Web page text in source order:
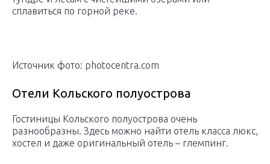
сплавиться по горной реке.
Источник фото: photocentra.com
Отели Кольского полуострова
Гостиницы Кольского полуострова очень
разнообразны. Здесь можно найти отель класса люкс,
хостел и даже оригинальный отель – глемпинг.